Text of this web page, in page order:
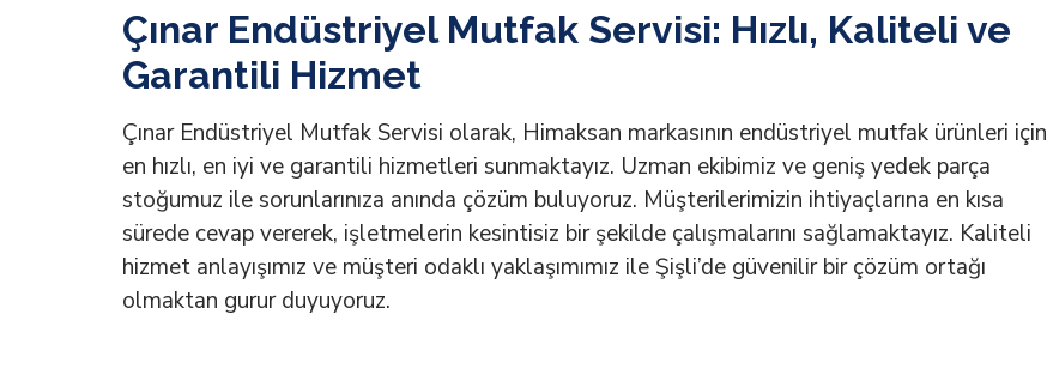
Çınar Endüstriyel Mutfak Servisi: Hızlı, Kaliteli ve
Garantili Hizmet
Çınar Endüstriyel Mutfak Servisi olarak, Himaksan markasının endüstriyel mutfak ürünleri için
en hızlı, en iyi ve garantili hizmetleri sunmaktayız. Uzman ekibimiz ve geniş yedek parça
stoğumuz ile sorunlarınıza anında çözüm buluyoruz. Müşterilerimizin ihtiyaçlarına en kısa
sürede cevap vererek, işletmelerin kesintisiz bir şekilde çalışmalarını sağlamaktayız. Kaliteli
hizmet anlayışımız ve müşteri odaklı yaklaşımımız ile Şişli’de güvenilir bir çözüm ortağı
olmaktan gurur duyuyoruz.